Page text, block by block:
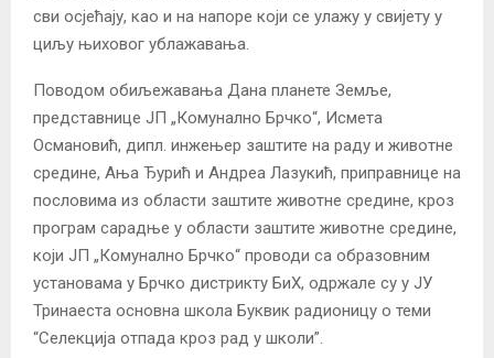
сви осјећају, као и на напоре који се улажу у свијету у
циљу њиховог ублажавања.
Поводом обиљежавања Дана планете Земље,
представнице ЈП „Комунално Брчко“, Исмета
Османовић, дипл. инжењер заштите на раду и животне
средине, Ања Ђурић и Андреа Лазукић, приправнице на
пословима из области заштите животне средине, кроз
програм сарадње у области заштите животне средине,
који ЈП „Комунално Брчко“ проводи са образовним
установама у Брчко дистрикту БиХ, одржале су у ЈУ
Тринаеста основна школа Буквик радионицу о теми
“Селекција отпада кроз рад у школи”.